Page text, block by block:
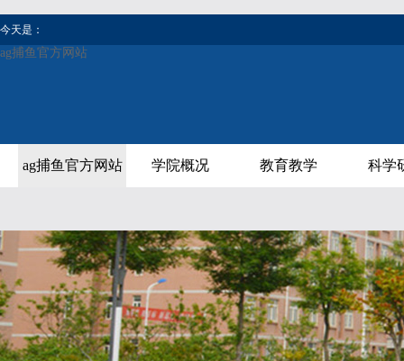
今天是：
ag捕鱼官方网站
ag捕鱼官方网站 学院概况 教育教学 科学